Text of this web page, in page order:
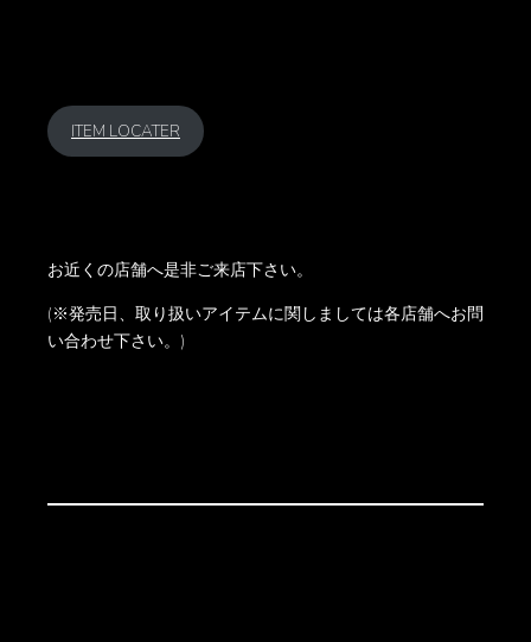
ITEM LOCATER
お近くの店舗へ是非ご来店下さい。
(※発売日、取り扱いアイテムに関しましては各店舗へお問
い合わせ下さい。)